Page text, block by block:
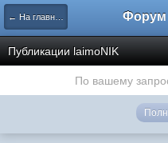
← На главную
Публикации laimoNIK
По вашему